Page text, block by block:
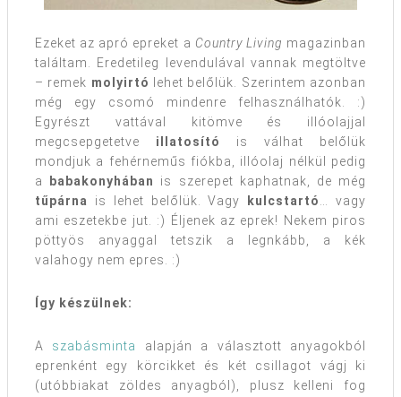
Ezeket az apró epreket a Country Living magazinban
találtam. Eredetileg levendulával vannak megtöltve
– remek molyirtó
lehet belőlük. Szerintem azonban
még egy csomó mindenre felhasználhatók. :)
Egyrészt vattával kitömve és illóolajjal
megcsepgetetve illatosító
is válhat belőlük
mondjuk a fehérneműs fiókba, illóolaj nélkül pedig
a
babakonyhában
is szerepet kaphatnak, de még
tűpárna
is lehet belőlük. Vagy kulcstartó… vagy
ami eszetekbe jut. :) Éljenek az eprek! Nekem piros
pöttyös anyaggal tetszik a legnkább, a kék
valahogy nem epres. :)
Így készülnek:
A szabásminta
alapján a választott anyagokból
eprenként egy körcikket és két csillagot vágj ki
(utóbbiakat zöldes anyagból), plusz kelleni fog